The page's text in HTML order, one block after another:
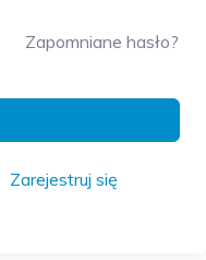
Zapomniane hasło?
Zarejestruj się